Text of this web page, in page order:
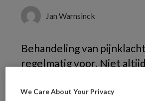
Jan Warnsinck
Behandeling van
regelmatig voor. Niet
waardoor de pijn kan
We Care About Your Privacy